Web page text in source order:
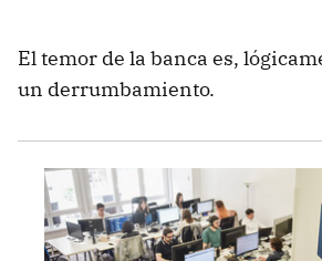
El temor de la banca es,
un derrumbamiento.